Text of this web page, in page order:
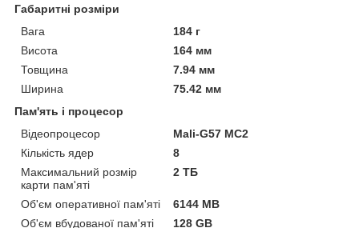
Габаритні розміри
Вага
184 г
Висота
164 мм
Товщина
7.94 мм
Ширина
75.42 мм
Пам'ять і процесор
Відеопроцесор
Mali-G57 MC2
Кількість ядер
8
Максимальний розмір
карти пам'яті
2 ТБ
Об'єм оперативної пам'яті
6144 MB
Об'єм вбудованої пам'яті
128 GB